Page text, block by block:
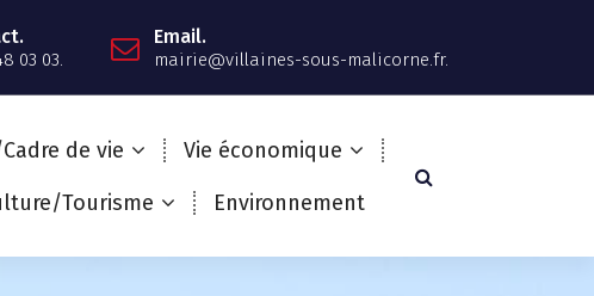
03 03.
Email.
mairie@villaines-sous-malicorne.fr.
de vie
Vie économique
Tourisme Environnement